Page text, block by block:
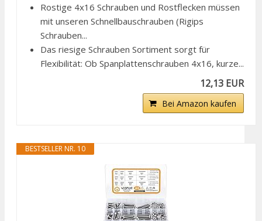
Rostige 4x16 Schrauben und Rostflecken müssen
mit unseren Schnellbauschrauben (Rigips
Schrauben...
Das riesige Schrauben Sortiment sorgt für
Flexibilität: Ob Spanplattenschrauben 4x16, kurze...
12,13 EUR
Bei Amazon kaufen
BESTSELLER NR. 10